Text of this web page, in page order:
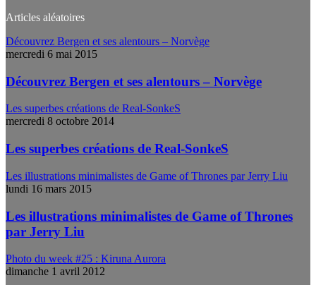
Articles aléatoires
Découvrez Bergen et ses alentours – Norvège
mercredi 6 mai 2015
Découvrez Bergen et ses alentours – Norvège
Les superbes créations de Real-SonkeS
mercredi 8 octobre 2014
Les superbes créations de Real-SonkeS
Les illustrations minimalistes de Game of Thrones par Jerry Liu
lundi 16 mars 2015
Les illustrations minimalistes de Game of Thrones
par Jerry Liu
Photo du week #25 : Kiruna Aurora
dimanche 1 avril 2012